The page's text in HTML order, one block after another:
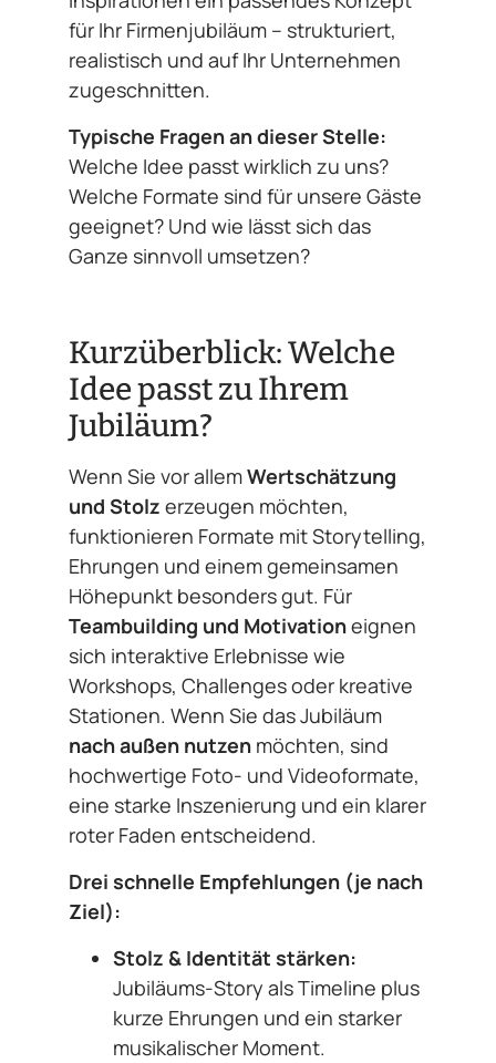
für Ihr Firmenjubiläum – strukturiert,
realistisch und auf Ihr Unternehmen
zugeschnitten.
Typische Fragen an dieser Stelle:
Welche Idee passt wirklich zu uns?
Welche Formate sind für unsere Gäste
geeignet? Und wie lässt sich das
Ganze sinnvoll umsetzen?
Kurzüberblick: Welche
Idee passt zu Ihrem
Jubiläum?
Wenn Sie vor allemWertschätzung
und Stolz erzeugen möchten,
funktionieren Formate mit Storytelling,
Ehrungen und einem gemeinsamen
Höhepunkt besonders gut. Für
Teambuilding und Motivationeignen
sich interaktive Erlebnisse wie
Workshops, Challenges oder kreative
Stationen. Wenn Sie das Jubiläum
nach außen nutzen möchten, sind
hochwertige Foto- und Videoformate,
eine starke Inszenierung und ein klarer
roter Faden entscheidend.
Drei schnelle Empfehlungen (je nach
Ziel):
Stolz & Identität stärken:
Jubiläums-Story als Timeline plus
kurze Ehrungen und ein starker
musikalischer Moment.